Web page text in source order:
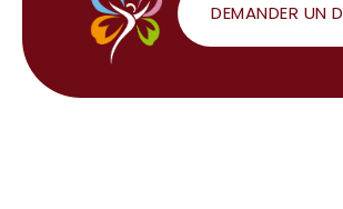
DEMANDER UN